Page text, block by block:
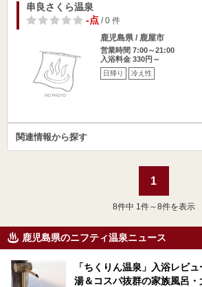
串良さくら温泉
-点/ 0 件
鹿児島県 / 鹿屋市
営業時間 7:00～21:00
入浴料金 330円～
日帰り 冷え性
関連情報から探す
1
8件中 1件～8件を表示
鹿児島県のニフティ温泉ニュース
「ちくりん温泉」入浴レビ
湯＆コスパ抜群の家族風呂